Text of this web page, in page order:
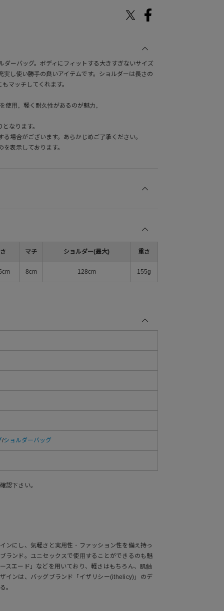
ダーバッグ。ボディにフィットする大きすぎないサイズ
実し使い勝手の良いアイテムです。ショルダーは長さの
マッチしてくれます。
使用。軽く耐久性があるのが魅力。
なります。
場合がございます。あらかじめご了承ください。
表示しております。
マチ ショルダー(最大) 重さ
8cm 128cm 155g
/ショルダーバッグ
確認下さい。
ンにし、気軽さと実用性・ファッション性を備え持っ
ランド。ユニセックスで使用することができるのも魅
スエード」などを用いており、軽さはもちろん、肌触
インは、バッグブランド「イザリシー(ithelicy)」のデ
。